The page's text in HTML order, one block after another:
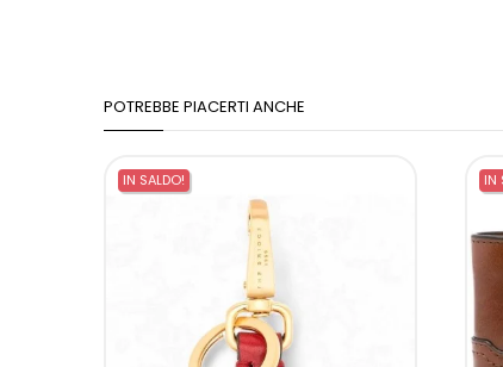
POTREBBE PIACERTI ANCHE
IN SALDO! IN